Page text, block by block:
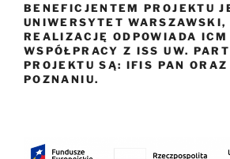
BENEFICJENTEM PROJEKTU
UNIWERSYTET WARSZAWSKI,
REALIZACJĘ ODPOWIADA ICM
WSPÓŁPRACY Z ISS UW.
PROJEKTU SĄ: IFIS PAN ORAZ
POZNANIU.